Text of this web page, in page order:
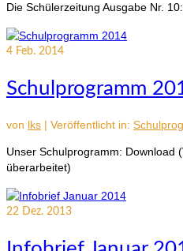
Die Schülerzeitung Ausgabe Nr.
4 Feb. 2014
Schulprogramm
von lks | Veröffentlicht in:
Unser Schulprogramm: Download
überarbeitet)
22 Dez. 2013